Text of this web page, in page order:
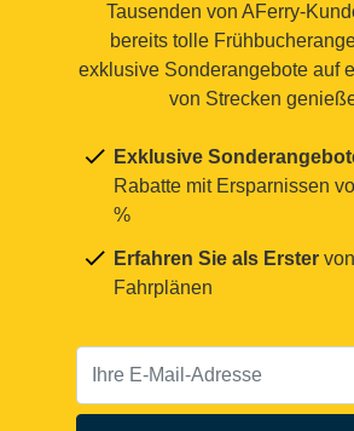
Tausenden von AFerry-
bereits tolle
exklusive Sonderangebote auf
von Strecken
Exklusive
Rabatte mit Ersparnissen
%
Erfahren Sie als Erster
Fahrplänen